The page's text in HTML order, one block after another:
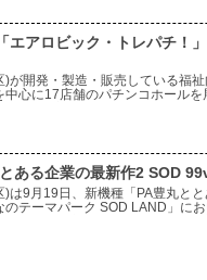
アロビック・トレパチ！
が開発・製造・販売している福
中心に17店舗のパチンコホール
ある企業の最新作2 SOD
は9月19日、新機種「PA豊丸と
テーマパーク SOD LAND」に